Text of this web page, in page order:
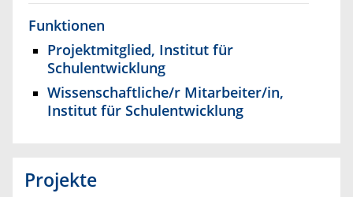
Funktionen
Projektmitglied, Institut für
Schulentwicklung
Wissenschaftliche/r Mitarbeiter/in,
Institut für Schulentwicklung
Projekte